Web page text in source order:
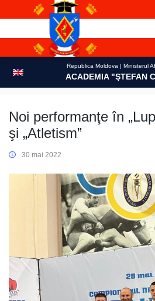
Republica Moldova | Ministerul
ACADEMIA "ŞTEFAN
Noi performanţe în
şi „Atletism”
30 mai 2022